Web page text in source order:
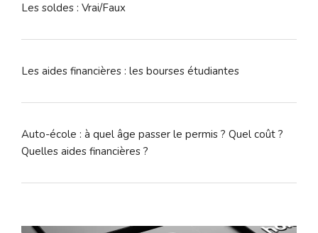
Les soldes : Vrai/Faux
Les aides financières : les bourses étudiantes
Auto-école : à quel âge passer le permis ? Quel coût ?
Quelles aides financières ?